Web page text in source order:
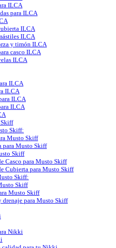
ILCA
para ILCA
ILCA
ILCA
y timón ILCA
casco ILCA
ILCA
ILCA
ILCA
ILCA
ILCA
Skiff
Skiff:
Musto Skiff
para Musto Skiff
Skiff
Casco para Musto Skiff
Cubierta para Musto Skiff
Skiff:
Skiff
Musto Skiff
drenaje para Musto Skiff
Nikki